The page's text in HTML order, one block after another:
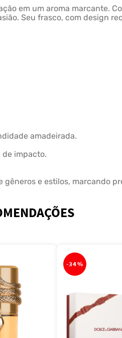
em um aroma marcante.
Seu frasco, com design
amadeirada.
de impacto.
e estilos, marcando
-34%